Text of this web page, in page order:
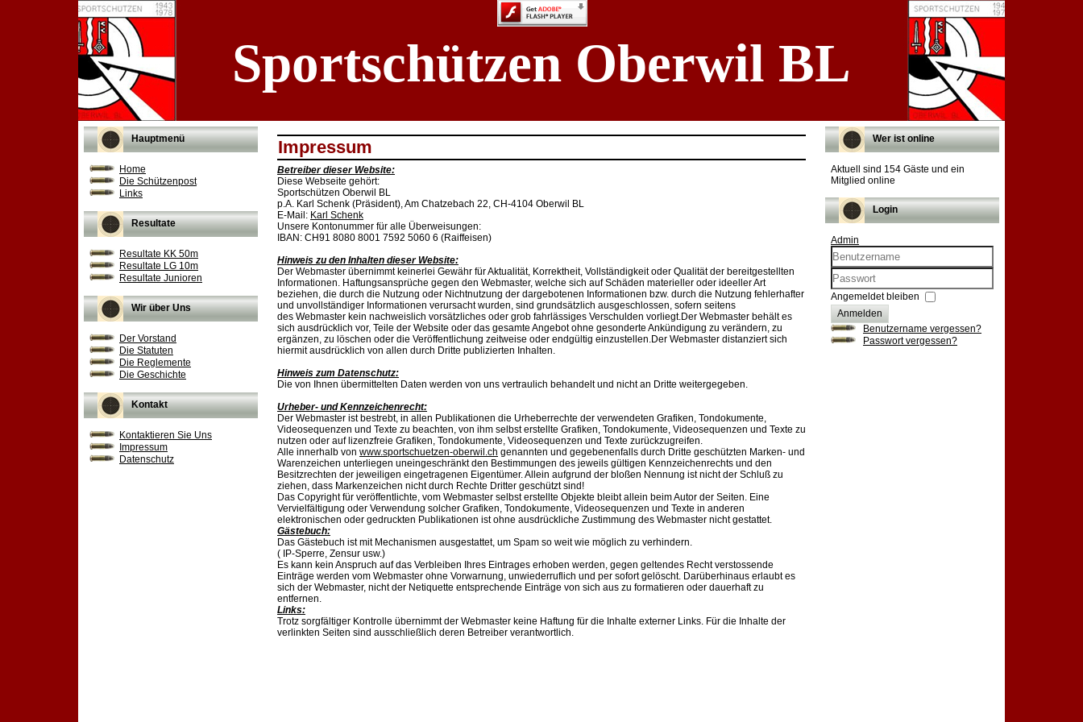
Sportschützen Oberwil BL
Hauptmenü
Home
Die Schützenpost
Links
Resultate
Resultate KK 50m
Resultate LG 10m
Resultate Junioren
Wir über Uns
Der Vorstand
Die Statuten
Die Reglemente
Die Geschichte
Kontakt
Kontaktieren Sie Uns
Impressum
Datenschutz
Impressum
Betreiber dieser Website:
Diese Webseite gehört:
Sportschützen Oberwil BL
p.A. Karl Schenk (Präsident), Am Chatzebach 22, CH-4104 Oberwil BL
E-Mail: Karl Schenk
Unsere Kontonummer für alle Überweisungen:
IBAN: CH91 8080 8001 7592 5060 6 (Raiffeisen)
Hinweis zu den Inhalten dieser Website:
Der Webmaster übernimmt keinerlei Gewähr für Aktualität, Korrektheit, Vollständigkeit oder Qualität der bereitgestellten
Informationen. Haftungsansprüche gegen den Webmaster, welche sich auf Schäden materieller oder ideeller Art
beziehen, die durch die Nutzung oder Nichtnutzung der dargebotenen Informationen bzw. durch die Nutzung fehlerhafter
und unvollständiger Informationen verursacht wurden, sind grundsätzlich ausgeschlossen, sofern seitens
des Webmaster kein nachweislich vorsätzliches oder grob fahrlässiges Verschulden vorliegt.Der Webmaster behält es
sich ausdrücklich vor, Teile der Website oder das gesamte Angebot ohne gesonderte Ankündigung zu verändern, zu
ergänzen, zu löschen oder die Veröffentlichung zeitweise oder endgültig einzustellen.Der Webmaster distanziert sich
hiermit ausdrücklich von allen durch Dritte publizierten Inhalten.
Hinweis zum Datenschutz:
Die von Ihnen übermittelten Daten werden von uns vertraulich behandelt und nicht an Dritte weitergegeben.
Urheber- und Kennzeichenrecht:
Der Webmaster ist bestrebt, in allen Publikationen die Urheberrechte der verwendeten Grafiken, Tondokumente,
Videosequenzen und Texte zu beachten, von ihm selbst erstellte Grafiken, Tondokumente, Videosequenzen und Texte zu
nutzen oder auf lizenzfreie Grafiken, Tondokumente, Videosequenzen und Texte zurückzugreifen.
Alle innerhalb von www.sportschuetzen-oberwil.ch genannten und gegebenenfalls durch Dritte geschützten Marken- und
Warenzeichen unterliegen uneingeschränkt den Bestimmungen des jeweils gültigen Kennzeichenrechts und den
Besitzrechten der jeweiligen eingetragenen Eigentümer. Allein aufgrund der bloßen Nennung ist nicht der Schluß zu
ziehen, dass Markenzeichen nicht durch Rechte Dritter geschützt sind!
Das Copyright für veröffentlichte, vom Webmaster selbst erstellte Objekte bleibt allein beim Autor der Seiten. Eine
Vervielfältigung oder Verwendung solcher Grafiken, Tondokumente, Videosequenzen und Texte in anderen
elektronischen oder gedruckten Publikationen ist ohne ausdrückliche Zustimmung des Webmaster nicht gestattet.
Gästebuch:
Das Gästebuch ist mit Mechanismen ausgestattet, um Spam so weit wie möglich zu verhindern.
( IP-Sperre, Zensur usw.)
Es kann kein Anspruch auf das Verbleiben Ihres Eintrages erhoben werden, gegen geltendes Recht verstossende
Einträge werden vom Webmaster ohne Vorwarnung, unwiederruflich und per sofort gelöscht. Darüberhinaus erlaubt es
sich der Webmaster, nicht der Netiquette entsprechende Einträge von sich aus zu formatieren oder dauerhaft zu
entfernen.
Links:
Trotz sorgfältiger Kontrolle übernimmt der Webmaster keine Haftung für die Inhalte externer Links. Für die Inhalte der
verlinkten Seiten sind ausschließlich deren Betreiber verantwortlich.
Wer ist online
Aktuell sind 154 Gäste und ein
Mitglied online
Login
Admin
Benutzername
Passwort
Angemeldet bleiben
Anmelden
Benutzername vergessen?
Passwort vergessen?